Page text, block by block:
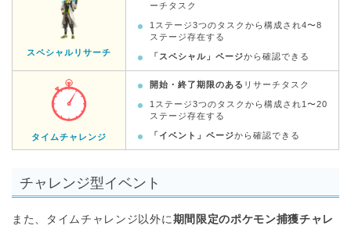
スペシャルリサーチ
ーチタスク
1ステージ3つのタスクから構成され4〜8
ステージ存在する
「スペシャル」ページから確認できる
タイムチャレンジ
開始・終了期限のある リサーチタスク
1ステージ3つのタスクから構成され1〜20
ステージ存在する
「イベント」ページから確認できる
チャレンジ型イベント
また、タイムチャレンジ以外に 期間限定のポケモン捕獲チャレ